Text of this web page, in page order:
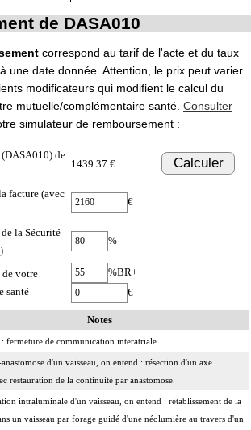
de DASA010
correspond au tarif de l'acte et du taux
une date donnée. Attention, le prix peut varier
modificateurs qui modifient le calcul du
mutuelle/complémentaire santé. Consulter
simulateur de remboursement :
(DASA010) de
1439.37 € Calculer
facture (avec
€
la Sécurité
%
de votre
santé
%BR+
€
Notes
: fermeture de communication interatriale
d'un vaisseau, on entend : résection d'un axe
restauration de la continuité par anastomose.
intraluminale d'un vaisseau, on entend : rétablissement de la
un vaisseau par forage guidé d'une néolumière au travers d'un